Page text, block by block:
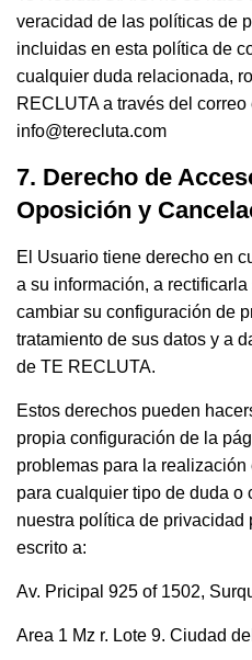
veracidad de las políticas de
incluidas en esta política de
cualquier duda relacionada,
RECLUTA a través del correo
info@terecluta.com
7. Derecho de
Oposición y
El Usuario tiene derecho en
a su información, a
cambiar su configuración de
tratamiento de sus datos y a
de TE RECLUTA.
Estos derechos pueden
propia configuración de la
problemas para la
para cualquier tipo de duda o
nuestra política de privacidad
escrito a:
Av. Pricipal 925 of 1502,
Area 1 Mz r. Lote 9. Ciudad